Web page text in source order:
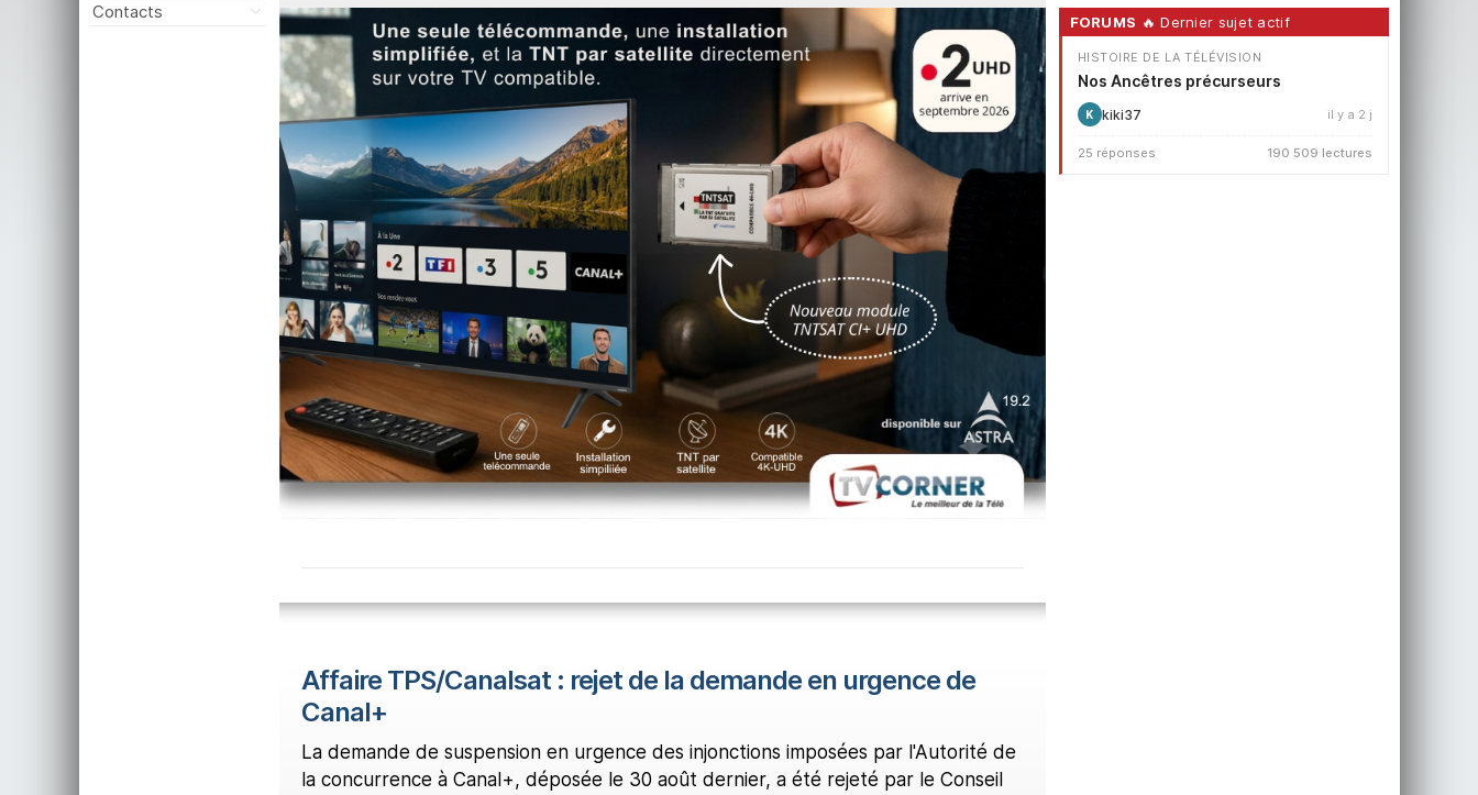
Contacts
Affaire TPS/Canalsat : rejet de la demande en urgence de
Canal+
La demande de suspension en urgence des injonctions imposées par l'Autorité de
la concurrence à Canal+, déposée le 30 août dernier, a été rejeté par le Conseil
FORUMS 🔥 Dernier sujet actif
HISTOIRE DE LA TÉLÉVISION
Nos Ancêtres précurseurs
K kiki37 il y a 2 j
25 réponses 190 509 lectures